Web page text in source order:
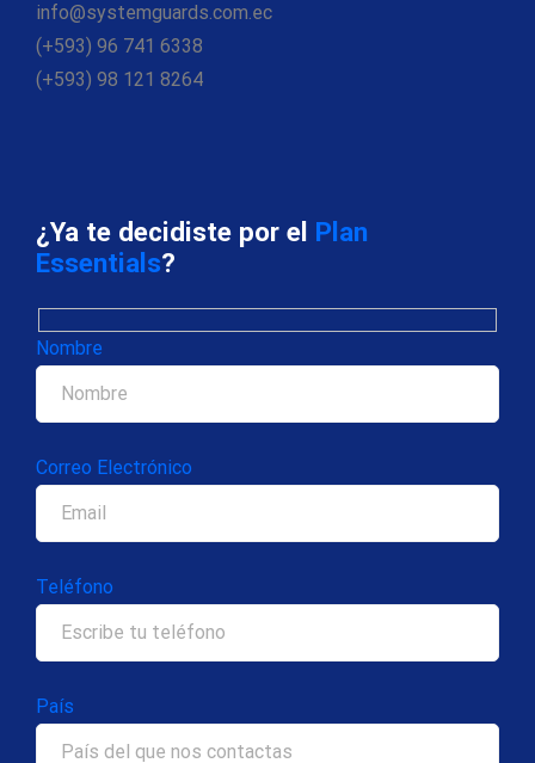
info@systemguards.com.ec
(+593) 96 741 6338
(+593) 98 121 8264
¿Ya te decidiste por el Plan
Essentials?
Nombre
Correo Electrónico
Teléfono
País